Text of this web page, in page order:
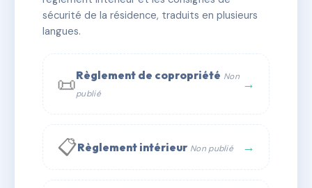
📞 Contacter Syndic Digital
sécurité de la résidence, traduits en plusieurs
langues.
📜Règlement de copropriété Non
publié
→
📋Règlement intérieur Non publié →